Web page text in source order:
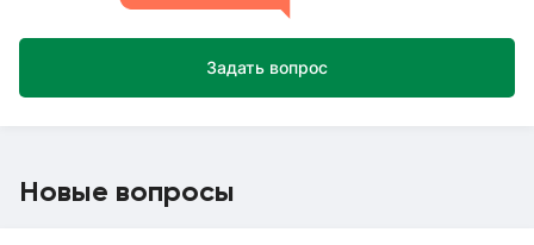
Задать вопрос
Новые вопросы